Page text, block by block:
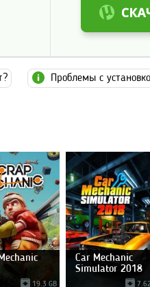
Проблемы с
19.3 GB
Car Mechanic
Simulator 2018